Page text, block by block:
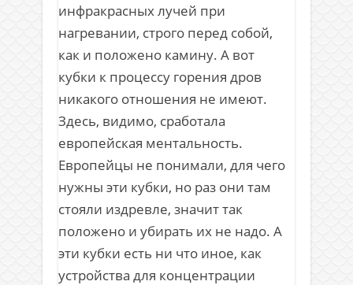
инфракрасных лучей при
нагревании, строго перед собой,
как и положено камину. А вот
кубки к процессу горения дров
никакого отношения не имеют.
Здесь, видимо, сработала
европейская ментальность.
Европейцы не понимали, для чего
нужны эти кубки, но раз они там
стояли издревле, значит так
положено и убирать их не надо. А
эти кубки есть ни что иное, как
устройства для концентрации